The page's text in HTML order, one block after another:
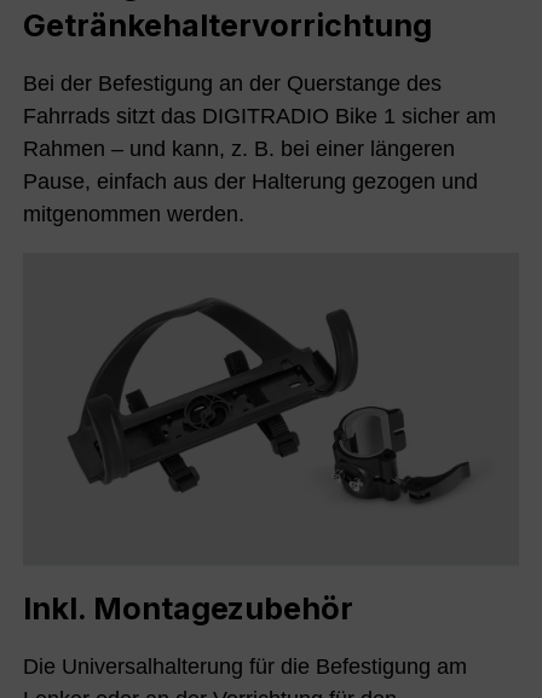
Getränkehaltervorrichtung
Bei der Befestigung an der Querstange des
Fahrrads sitzt das DIGITRADIO Bike 1 sicher am
Rahmen – und kann, z. B. bei einer längeren
Pause, einfach aus der Halterung gezogen und
mitgenommen werden.
Inkl. Montagezubehör
Die Universalhalterung für die Befestigung am